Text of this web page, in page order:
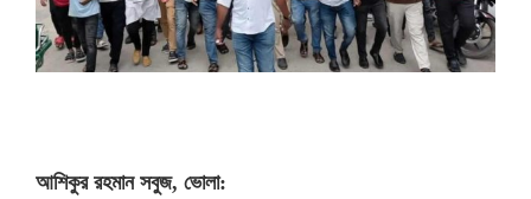
আশিকুর রহমান সবুজ, ভোলা: